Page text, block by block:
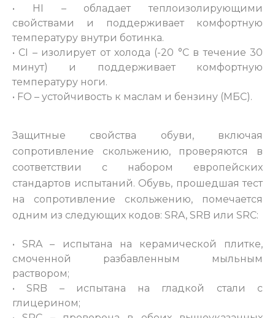
• HI – обладает теплоизолирующими
свойствами и поддерживает комфортную
температуру внутри ботинка.
• СI – изолирует от холода (-20 °С в течение 30
минут) и поддерживает комфортную
температуру ноги.
• FO – устойчивость к маслам и бензину (МБС).
Защитные свойства обуви, включая
сопротивление скольжению, проверяются в
соответствии с набором европейских
стандартов испытаний. Обувь, прошедшая тест
на сопротивление скольжению, помечается
одним из следующих кодов: SRA, SRB или SRC:
• SRA – испытана на керамической плитке,
смоченной разбавленным мыльным
раствором;
• SRB – испытана на гладкой стали с
глицерином;